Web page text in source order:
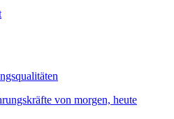
von morgen, heute